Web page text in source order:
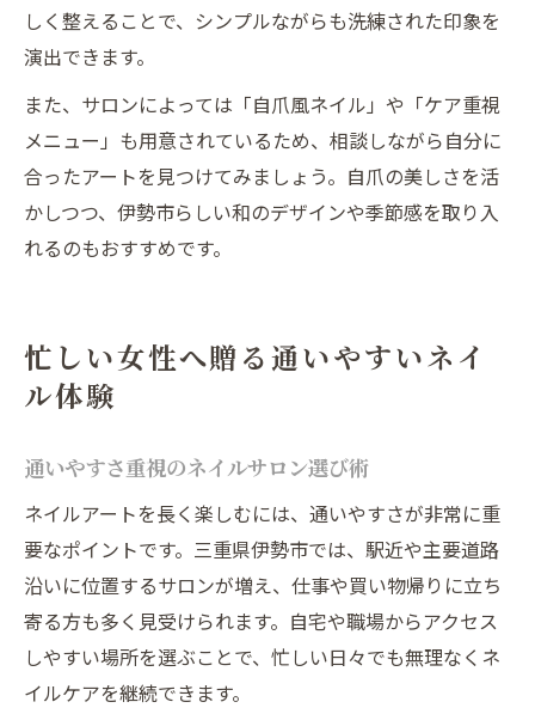
しく整えることで、シンプルながらも洗練された印象を
演出できます。
また、サロンによっては「自爪風ネイル」や「ケア重視
メニュー」も用意されているため、相談しながら自分に
合ったアートを見つけてみましょう。自爪の美しさを活
かしつつ、伊勢市らしい和のデザインや季節感を取り入
れるのもおすすめです。
忙しい女性へ贈る通いやすいネイ
ル体験
通いやすさ重視のネイルサロン選び術
ネイルアートを長く楽しむには、通いやすさが非常に重
要なポイントです。三重県伊勢市では、駅近や主要道路
沿いに位置するサロンが増え、仕事や買い物帰りに立ち
寄る方も多く見受けられます。自宅や職場からアクセス
しやすい場所を選ぶことで、忙しい日々でも無理なくネ
イルケアを継続できます。